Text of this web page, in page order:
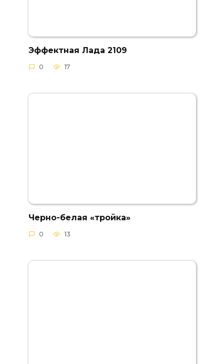
Эффектная Лада 2109
0 17
Черно-белая «тройка»
0 13